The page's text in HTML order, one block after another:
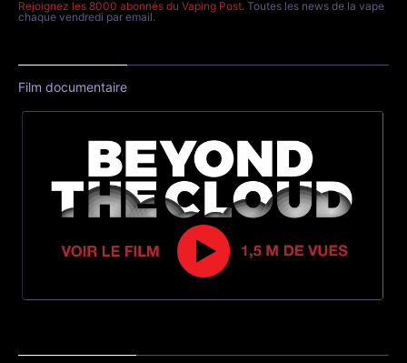
Rejoignez les 8000 abonnés du Vaping Post. Toutes les news de la vape
chaque vendredi par email.
Film documentaire